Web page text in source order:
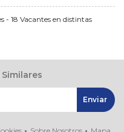
- 18 Vacantes en distintas